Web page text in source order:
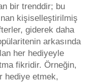
bir trenddir; bu
kişiselleştirilmiş
giderek daha
arkasında
her hediyeyle
fikridir. Örneğin,
hediye etmek,